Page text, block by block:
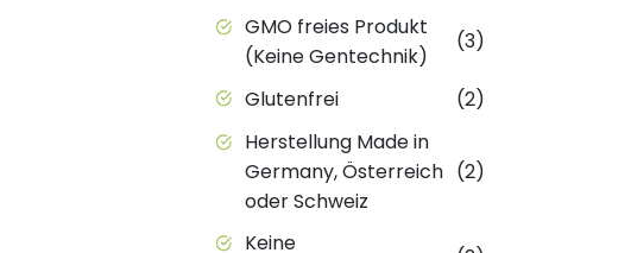
GMO freies Produkt
(Keine Gentechnik)
(3)
Glutenfrei
(2)
Herstellung Made in
Germany, Österreich
oder Schweiz
(2)
Keine